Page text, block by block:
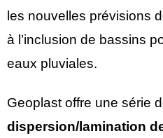
les nouvelles prévisions
à l’inclusion de bassins
eaux pluviales.
Geoplast offre une série
dispersion/lamination